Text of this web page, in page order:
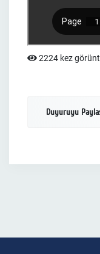
2224 kez
Duyuruyu